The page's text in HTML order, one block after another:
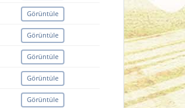
Görüntüle
Görüntüle
Görüntüle
Görüntüle
Görüntüle